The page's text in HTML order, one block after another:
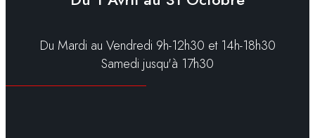
Du Mardi au Vendredi 9h-12h30 et 14h-18h30
Samedi jusqu'à 17h30